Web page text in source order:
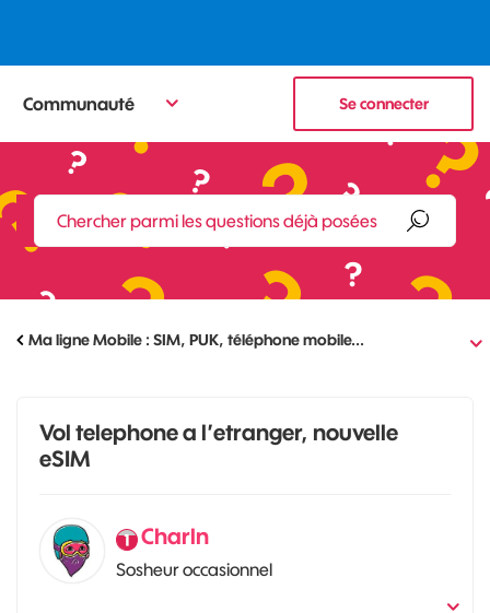
Communauté Se connecter
Ma ligne Mobile : SIM, PUK, téléphone mobile...
Vol telephone a l’etranger, nouvelle
eSIM
Charln
Sosheur occasionnel